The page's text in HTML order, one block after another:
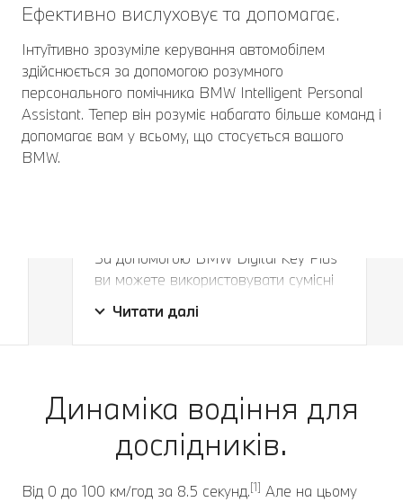
Ефективно вислуховує та допомагає.
Інтуїтивно зрозуміле керування автомобілем
здійснюється за допомогою розумного
персонального помічника BMW Intelligent Personal
Assistant. Тепер він розуміє набагато більше команд і
допомагає вам у всьому, що стосується вашого
BMW.
Більше, ніж просто ключ.
За допомогою BMW Digital Key Plus
ви можете використовувати сумісні
автомобіля. Ви також можете
поділитися цифровим ключем з
автоматично відчиняється,
створюючи світлову проекцію.
Читати далі
Динаміка водіння для
дослідників.
Від 0 до 100 км/год за 8.5 секунд.[1] Але на цьому